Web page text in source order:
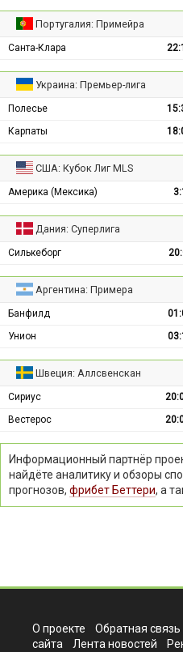
Португалия: Примейра
Санта-Клара
Украина: Премьер-лига
Полесье
Карпаты
США: Кубок Лиг MLS
Америка (Мексика) 3:1
Дания: Суперлига
Силькеборг
Аргентина: Примера
Банфилд
Унион
Швеция: Аллсвенскан
Сириус
Вестерос
Информационный партнёр
найдёте аналитику и обзоры
прогнозов, фрибет Беттери, а
О проекте Обратная связь
сайта
Лента новостей